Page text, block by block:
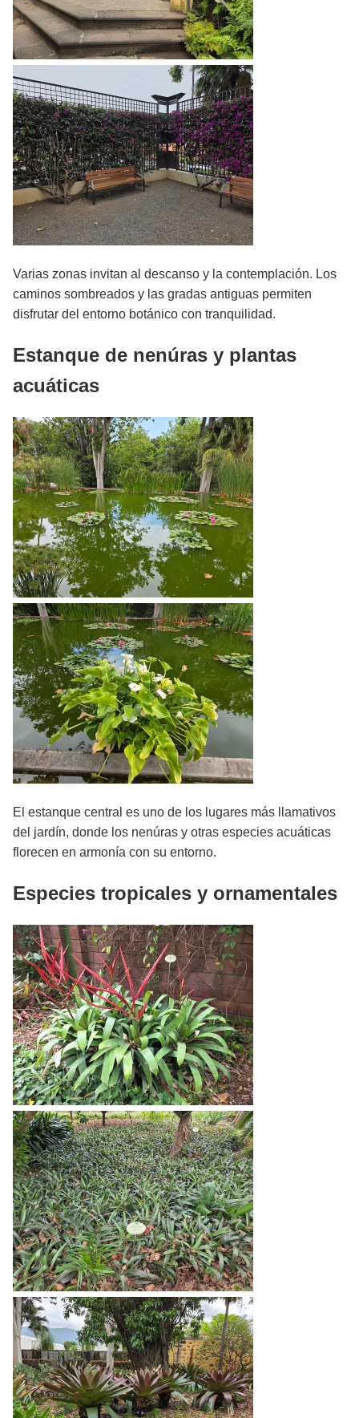
Varias zonas invitan al descanso y la contemplación. Los
caminos sombreados y las gradas antiguas permiten
disfrutar del entorno botánico con tranquilidad.
Estanque de nenúras y plantas
acuáticas
El estanque central es uno de los lugares más llamativos
del jardín, donde los nenúras y otras especies acuáticas
florecen en armonía con su entorno.
Especies tropicales y ornamentales